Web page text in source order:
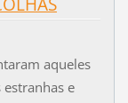
aqueles
e